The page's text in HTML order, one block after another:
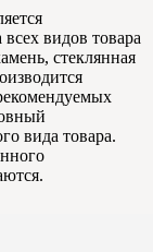
видов товара
стеклянная
вида товара.